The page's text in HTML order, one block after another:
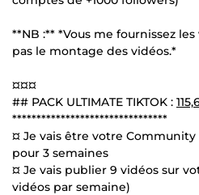
**NB :** *Vous me fournissez
pas le montage des vidéos.*
¤¤¤
## PACK ULTIMATE TIKTOK :
********************************
¤ Je vais être votre Community
pour 3 semaines
¤ Je vais publier 9 vidéos sur
vidéos par semaine)